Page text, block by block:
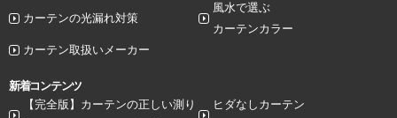
カーテンの光漏れ対策
風水で選ぶ
カーテンカラー
カーテン取扱いメーカー
新着コンテンツ
【完全版】カーテンの正しい測り
ヒダなしカーテン